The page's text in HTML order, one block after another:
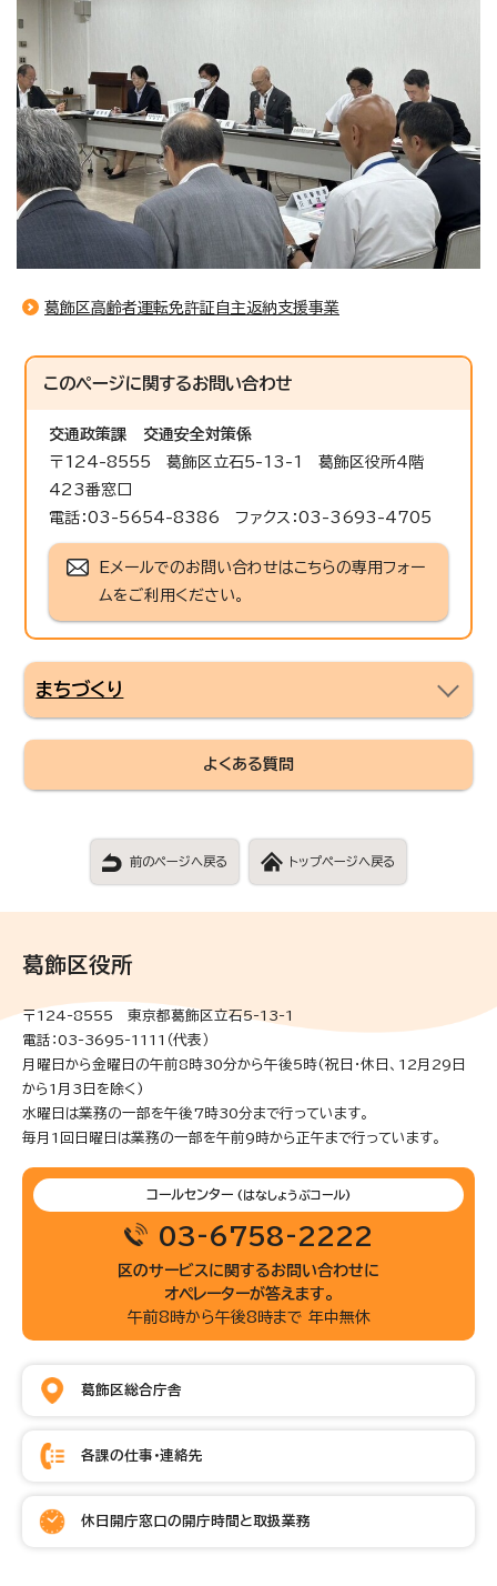
葛飾区高齢者運転免許証自主返納支援事業
このページに関するお問い合わせ
交通政策課
交通安全対策係
〒124-8555 葛飾区立石5-13-1 葛飾区役所4階
423番窓口
電話：03-5654-8386 ファクス：03-3693-4705
Eメールでのお問い合わせはこちらの専用フォー
ムをご利用ください。
まちづくり
よくある質問
前のページへ戻る トップページへ戻る
葛飾区役所
〒124-8555 東京都葛飾区立石5-13-1
電話：03-3695-1111（代表）
月曜日から金曜日の午前8時30分から午後5時(祝日・休日、12月29日
から1月3日を除く)
水曜日は業務の一部を午後7時30分まで行っています。
毎月1回日曜日は業務の一部を午前9時から正午まで行っています。
コールセンター (はなしょうぶコール)
03-6758-2222
区のサービスに関するお問い合わせに
オペレーターが答えます。
午前8時から午後8時まで 年中無休
葛飾区総合庁舎
各課の仕事・連絡先
休日開庁窓口の開庁時間と取扱業務